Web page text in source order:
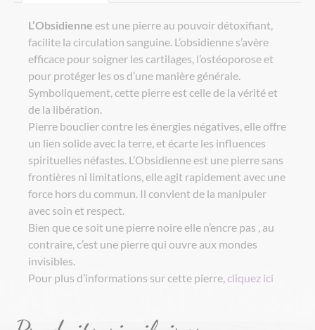
L’Obsidienne est une pierre au pouvoir détoxifiant,
facilite la circulation sanguine. L’obsidienne s’avère
efficace pour soigner les cartilages, l’ostéoporose et
pour protéger les os d’une manière générale.
Symboliquement, cette pierre est celle de la vérité et
de la libération.
Pierre bouclier contre les énergies négatives, elle offre
un lien solide avec la terre, et écarte les influences
spirituelles néfastes. L’Obsidienne est une pierre sans
frontières ni limitations, elle agit rapidement avec une
force hors du commun. Il convient de la manipuler
avec soin et respect.
Bien que ce soit une pierre noire elle n’encre pas , au
contraire, c’est une pierre qui ouvre aux mondes
invisibles.
Pour plus d’informations sur cette pierre,cliquez ici